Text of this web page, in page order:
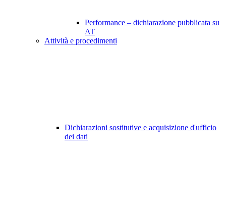
Performance – dichiarazione pubblicata su
AT
Attività e procedimenti
Dichiarazioni sostitutive e acquisizione d'ufficio
dei dati